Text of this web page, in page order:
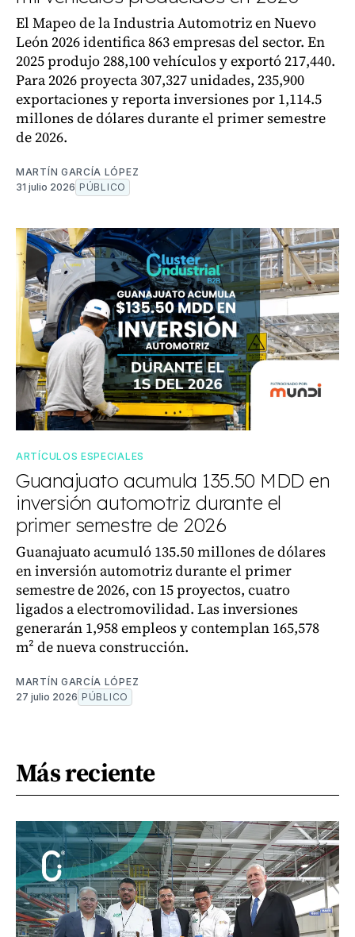
El Mapeo de la Industria Automotriz en Nuevo
León 2026 identifica 863 empresas del sector. En
2025 produjo 288,100 vehículos y exportó 217,440.
Para 2026 proyecta 307,327 unidades, 235,900
exportaciones y reporta inversiones por 1,114.5
millones de dólares durante el primer semestre
de 2026.
MARTÍN GARCÍA LÓPEZ
31 julio 2026 PÚBLICO
ARTÍCULOS ESPECIALES
Guanajuato acumula 135.50 MDD en
inversión automotriz durante el
primer semestre de 2026
Guanajuato acumuló 135.50 millones de dólares
en inversión automotriz durante el primer
semestre de 2026, con 15 proyectos, cuatro
ligados a electromovilidad. Las inversiones
generarán 1,958 empleos y contemplan 165,578
m² de nueva construcción.
MARTÍN GARCÍA LÓPEZ
27 julio 2026 PÚBLICO
Más reciente